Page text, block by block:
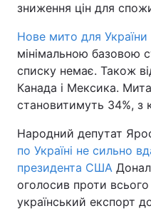
зниження цін для
Нове мито для
мінімальною базовою
списку немає. Також
Канада і Мексика.
становитимуть 34%, з
Народний депутат
по Україні не сильно
президента США
оголосив проти
український експорт